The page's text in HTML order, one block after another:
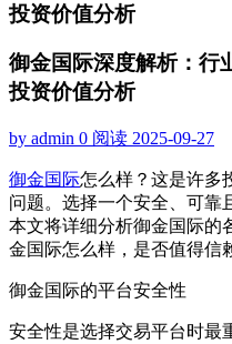
投资价值分析
御金国际深度解析：行
投资价值分析
by admin 0 阅读 2025-09-27
御金国际怎么样？这是许多
问题。选择一个安全、可靠
本文将详细分析御金国际的
金国际怎么样，是否值得信
御金国际的平台安全性
安全性是选择交易平台时最